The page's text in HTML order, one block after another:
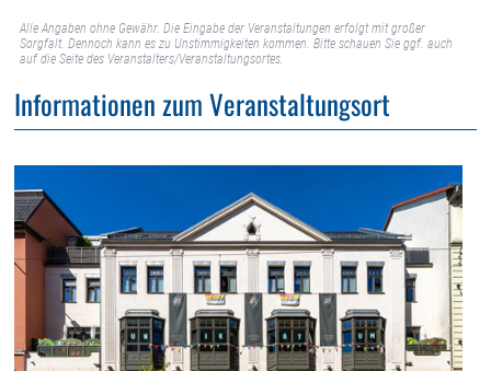
Alle Angaben ohne Gewähr. Die Eingabe der Veranstaltungen erfolgt mit großer
Sorgfalt. Dennoch kann es zu Unstimmigkeiten kommen. Bitte schauen Sie ggf. auch
auf die Seite des Veranstalters/Veranstaltungsortes.
Informationen zum Veranstaltungsort